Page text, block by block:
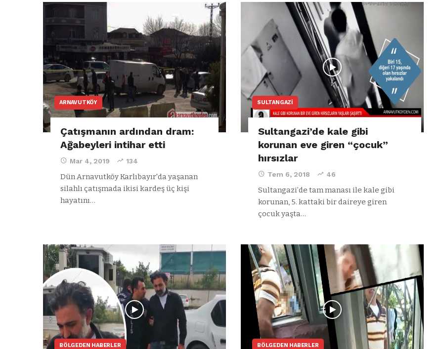
ARNAVUTKÖY
Çatışmanın ardından dram:
Ağabeyleri intihar etti
Mar 4, 2019 134
Dün Arnavutköy Karlıbayır'da yaşanan
silahlı çatışmada ikisi kardeş üç kişi
hayatını…
SULTANGAZI
Sultangazi’de kale gibi
korunan eve giren “çocuk”
hırsızlar
Tem 6, 2018 46
Sultangazi’de tam manası ile kale gibi
korunan, 5. kattaki bir daireye giren
çocuk yaşta…
BÖLGEDEN HABERLER BÖLGEDEN HABERLER